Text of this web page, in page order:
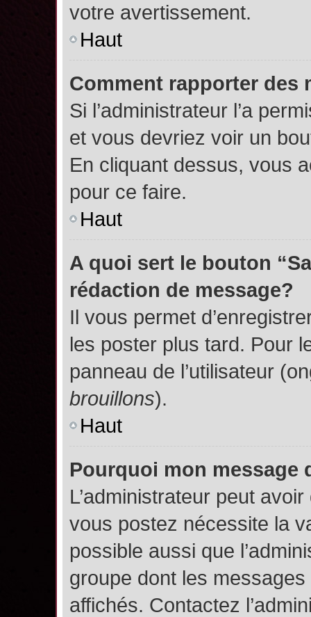
votre avertissement.
Haut
Comment rapporter des
Si l’administrateur l’a
et vous devriez voir un
En cliquant dessus, vous
pour ce faire.
Haut
A quoi sert le bouton
rédaction de message?
Il vous permet
les poster plus tard. Pour
panneau de l’utilisateur
brouillons).
Haut
Pourquoi mon message
L’administrateur peut
vous postez nécessite la
possible aussi que
groupe dont les
affichés. Contactez